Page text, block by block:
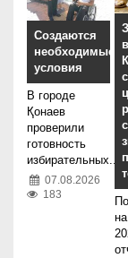
Создаются
необходимые
условия
В городе
Қонаев
проверили
готовность
избирательных...
07.08.2026
183
в